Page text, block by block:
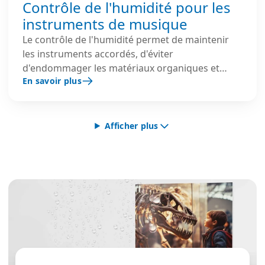
Contrôle de l'humidité pour les
instruments de musique
Le contrôle de l'humidité permet de maintenir
les instruments accordés, d'éviter
d'endommager les matériaux organiques et
d'éviter les réparations.
En savoir plus
Afficher plus